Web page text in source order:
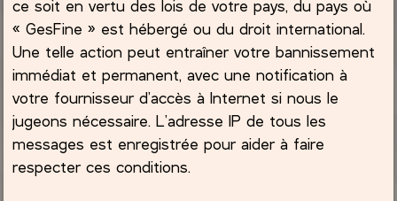
ce soit en vertu des lois de votre pays, du pays où
« GesFine » est hébergé ou du droit international.
Une telle action peut entraîner votre bannissement
immédiat et permanent, avec une notification à
votre fournisseur d’accès à Internet si nous le
jugeons nécessaire. L’adresse IP de tous les
messages est enregistrée pour aider à faire
respecter ces conditions.